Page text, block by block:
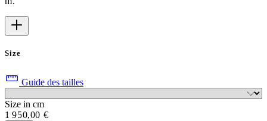
Size
Guide des tailles
Size in cm
1 950,00 €